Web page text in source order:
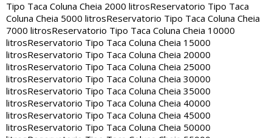
Tipo Taca Coluna Cheia 2000 litrosReservatorio Tipo Taca
Coluna Cheia 5000 litrosReservatorio Tipo Taca Coluna Cheia
7000 litrosReservatorio Tipo Taca Coluna Cheia 10000
litrosReservatorio Tipo Taca Coluna Cheia 15000
litrosReservatorio Tipo Taca Coluna Cheia 20000
litrosReservatorio Tipo Taca Coluna Cheia 25000
litrosReservatorio Tipo Taca Coluna Cheia 30000
litrosReservatorio Tipo Taca Coluna Cheia 35000
litrosReservatorio Tipo Taca Coluna Cheia 40000
litrosReservatorio Tipo Taca Coluna Cheia 45000
litrosReservatorio Tipo Taca Coluna Cheia 50000